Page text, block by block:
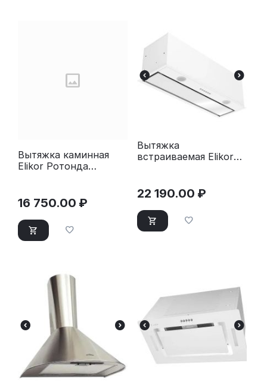
Вытяжка каминная
Elikor Ротонда
16 750.00 ₽
Вытяжка
встраиваемая Elikor
22 190.00 ₽